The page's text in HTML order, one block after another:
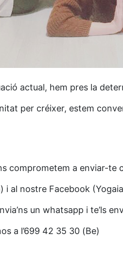
actual, hem pres la
per créixer, estem
comprometem a enviar-te
i al nostre Facebook
un whatsapp i te’ls
a l’699 42 35 30 (Be)